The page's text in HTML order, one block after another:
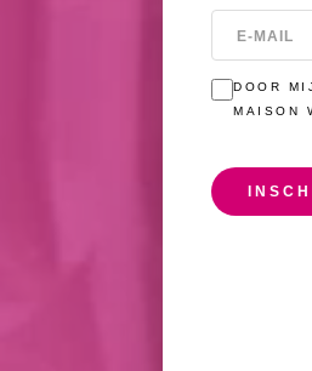
EN
DOOR
MAISON